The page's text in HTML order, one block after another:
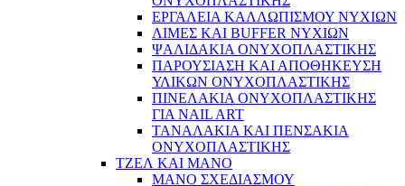
ΕΡΓΑΛΕΙΑ ΚΑΛΛΩΠΙΣΜΟΥ ΝΥΧΙΩΝ
ΛΙΜΕΣ ΚΑΙ BUFFER ΝΥΧΙΩΝ
ΨΑΛΙΔΑΚΙΑ ΟΝΥΧΟΠΛΑΣΤΙΚΗΣ
ΠΑΡΟΥΣΙΑΣΗ ΚΑΙ ΑΠΟΘΗΚΕΥΣΗ
ΥΛΙΚΩΝ ΟΝΥΧΟΠΛΑΣΤΙΚΗΣ
ΠΙΝΕΛΑΚΙΑ ΟΝΥΧΟΠΛΑΣΤΙΚΗΣ
ΓΙΑ NAIL ART
ΤΑΝΑΛΑΚΙΑ ΚΑΙ ΠΕΝΣΑΚΙΑ
ΟΝΥΧΟΠΛΑΣΤΙΚΗΣ
ΤΖΕΛ ΚΑΙ ΜΑΝΟ
ΜΑΝΟ ΣΧΕΔΙΑΣΜΟΥ